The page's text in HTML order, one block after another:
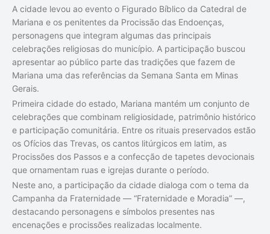
A cidade levou ao evento o Figurado Bíblico da Catedral de
Mariana e os penitentes da Procissão das Endoenças,
personagens que integram algumas das principais
celebrações religiosas do município. A participação buscou
apresentar ao público parte das tradições que fazem de
Mariana uma das referências da Semana Santa em Minas
Gerais.
Primeira cidade do estado, Mariana mantém um conjunto de
celebrações que combinam religiosidade, patrimônio histórico
e participação comunitária. Entre os rituais preservados estão
os Ofícios das Trevas, os cantos litúrgicos em latim, as
Procissões dos Passos e a confecção de tapetes devocionais
que ornamentam ruas e igrejas durante o período.
Neste ano, a participação da cidade dialoga com o tema da
Campanha da Fraternidade — “Fraternidade e Moradia” —,
destacando personagens e símbolos presentes nas
encenações e procissões realizadas localmente.